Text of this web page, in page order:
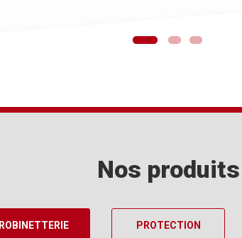
Nos produits
ROBINETTERIE PROTECTION